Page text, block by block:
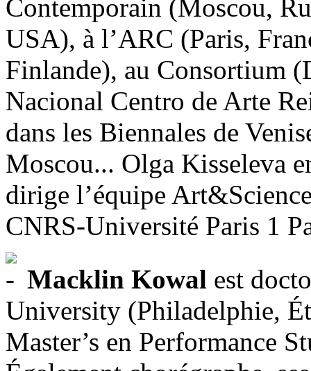
Contemporain (Moscou,
USA), à l’ARC (Paris,
Finlande), au Consortium
Nacional Centro de Arte
dans les Biennales de
Moscou... Olga Kisseleva
dirige l’équipe
CNRS-Université Paris 1
Macklin Kowal est
University (Philadelphie,
Master’s en Performance